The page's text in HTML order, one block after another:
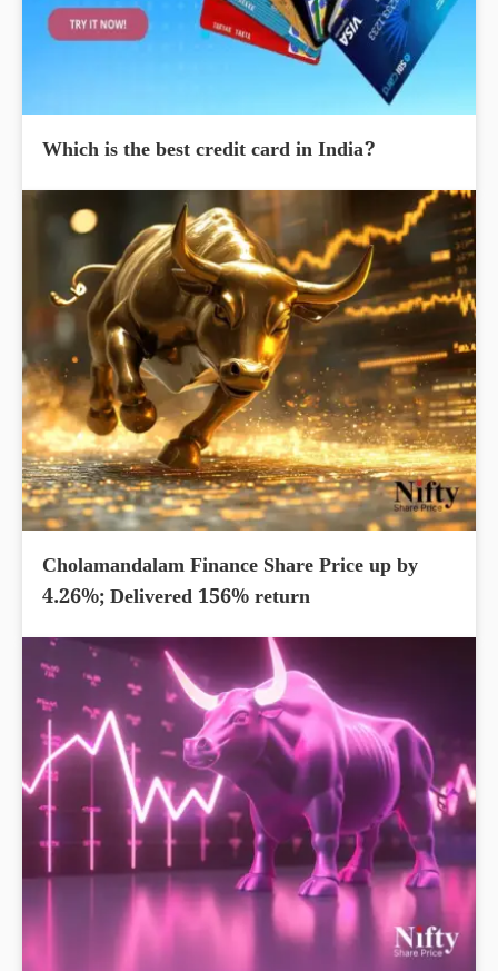
Which is the best credit card in India?
Cholamandalam Finance Share Price up by
4.26%; Delivered 156% return